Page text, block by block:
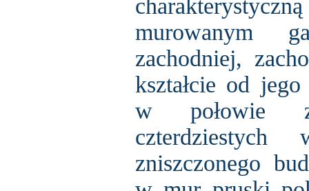
murowanym
zachodniej,
kształcie od
w połowie
zniszczonego